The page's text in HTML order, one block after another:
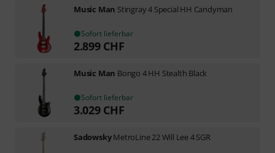
Music Man Stingray 4 Special HH Candyman
Sofort lieferbar
2.899 CHF
Music Man Bongo 4 HH Stealth Black
Sofort lieferbar
3.029 CHF
SadowskyMetroLine 22 Will Lee 4 SGR